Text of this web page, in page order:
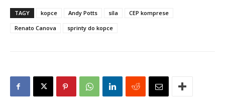
TAGY kopce Andy Potts síla
CEP komprese
Renato Canova
sprinty do kopce